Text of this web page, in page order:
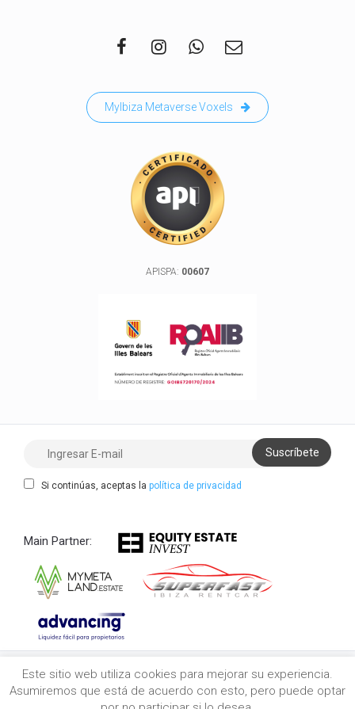
MyIbiza Metaverse Voxels
APISPA: 00607
Si continúas, aceptas la política de privacidad
Main Partner:
Copyright 2021/2026 myibiza.estate © All Rights
Reserved
Este sitio web utiliza cookies para mejorar su experiencia.
Asumiremos que está de acuerdo con esto, pero puede optar